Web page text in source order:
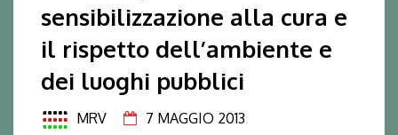
sensibilizzazione alla cura e
il rispetto dell’ambiente e
dei luoghi pubblici
MRV
7 MAGGIO 2013